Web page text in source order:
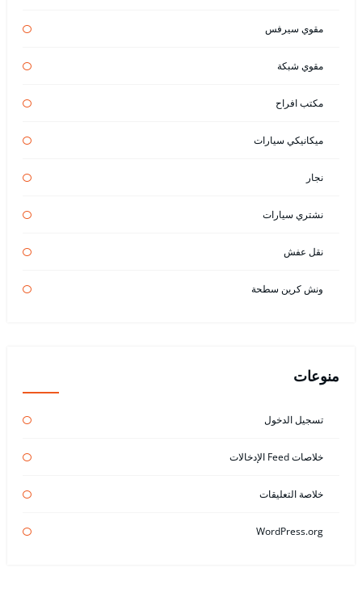
مقوي سيرفس
مقوي شبكة
مكتب افراح
ميكانيكي سيارات
نجار
نشتري سيارات
نقل عفش
ونش كرين سطحة
منوعات
تسجيل الدخول
خلاصات Feed الإدخالات
خلاصة التعليقات
WordPress.org